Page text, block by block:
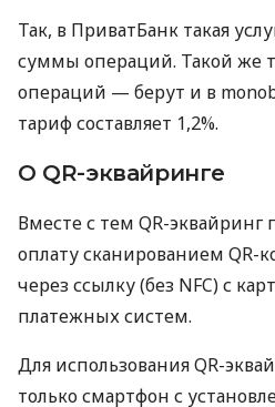
Так, в ПриватБанк такая
суммы операций. Такой же
операций — берут и в
тариф составляет 1,2%.
О QR-эквайринге
Вместе с тем QR-эквайринг
оплату сканированием QR-
через ссылку (без NFC) с
платежных систем.
Для использования QR-
только смартфон с